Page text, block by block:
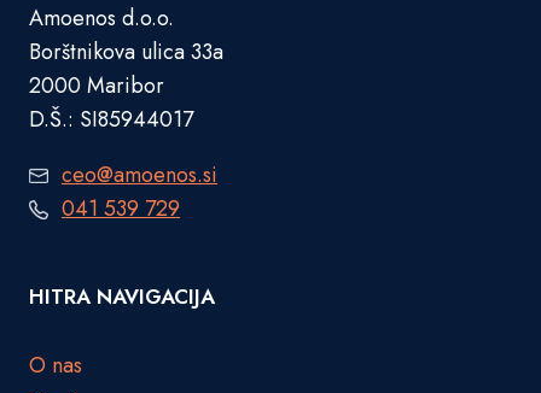
Amoenos d.o.o.
Borštnikova ulica 33a
2000 Maribor
D.Š.: SI85944017
ceo@amoenos.si
041 539 729
HITRA NAVIGACIJA
O nas